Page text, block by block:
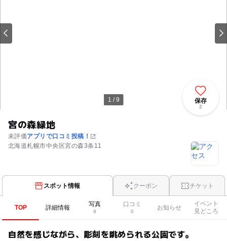
1 / 9
宮の森緑地
未評価アプリで口コミ投稿！
北海道札幌市中央区宮の森3条11
保存
2
スポット情報 クーポン チケット
TOP 詳細情報 写真
9
口コミ
0
お知らせ
イベント
見どころ
自然を感じながら、彫刻を眺められる公園です。